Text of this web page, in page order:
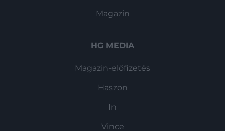
Magazin
HG MEDIA
Magazin-előfizetés
Haszon
In
Vince